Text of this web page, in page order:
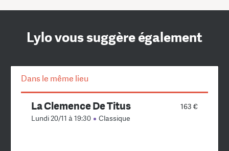
Lylo vous suggère également
Dans le même lieu
163 €
La Clemence De Titus
Lundi 20/11 à 19:30 Classique